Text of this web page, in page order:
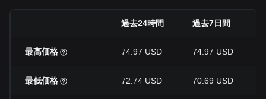
過去24時間 過去7日間
最高価格 74.97 USD 74.97 USD
最低価格 72.74 USD 70.69 USD